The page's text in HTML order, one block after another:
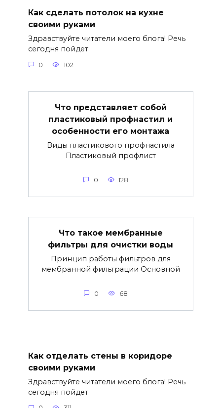
Как сделать потолок на кухне
своими руками
Здравствуйте читатели моего блога! Речь
сегодня пойдет
0 102
Что представляет собой
пластиковый профнастил и
особенности его монтажа
Виды пластикового профнастила
Пластиковый профлист
0 128
Что такое мембранные
фильтры для очистки воды
Принцип работы фильтров для
мембранной фильтрации Основной
0 68
Как отделать стены в коридоре
своими руками
Здравствуйте читатели моего блога! Речь
сегодня пойдет